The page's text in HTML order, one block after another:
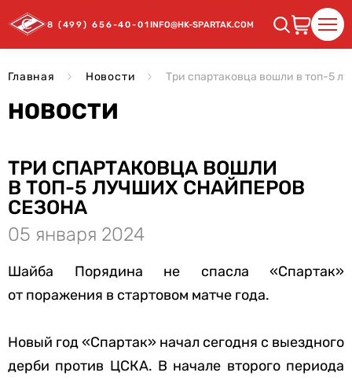
8 (499) 656-40-01INFO@HK-SPARTAK.COM
Главная Новости Три спартаковца вошли в топ-5
НОВОСТИ
ТРИ СПАРТАКОВЦА ВОШЛИ
В ТОП-5 ЛУЧШИХ СНАЙПЕРОВ
СЕЗОНА
05 января 2024
Шайба Порядина не спасла «Спартак»
от поражения в стартовом матче года.
Новый год «Спартак» начал сегодня с выездного
дерби против ЦСКА. В начале второго периода